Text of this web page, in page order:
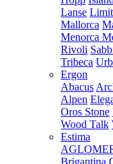
Lanse Limit
Mallorca
Menorca
Rivoli
Tribeca
Ergon
Abacus
Alpen
Oros Stone
Wood Talk
Estima